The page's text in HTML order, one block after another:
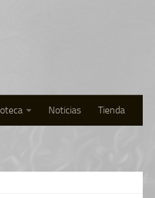
Noticias Tienda